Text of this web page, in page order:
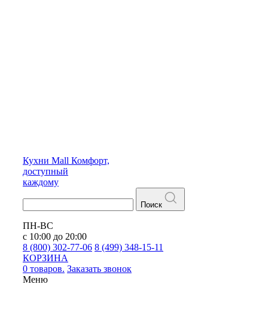
Кухни Mall Комфорт,
доступный
каждому
Поиск
ПН-ВС
с 10:00 до 20:00
8 (800) 302-77-06 8 (499) 348-15-11
КОРЗИНА
0 товаров. Заказать звонок
Меню